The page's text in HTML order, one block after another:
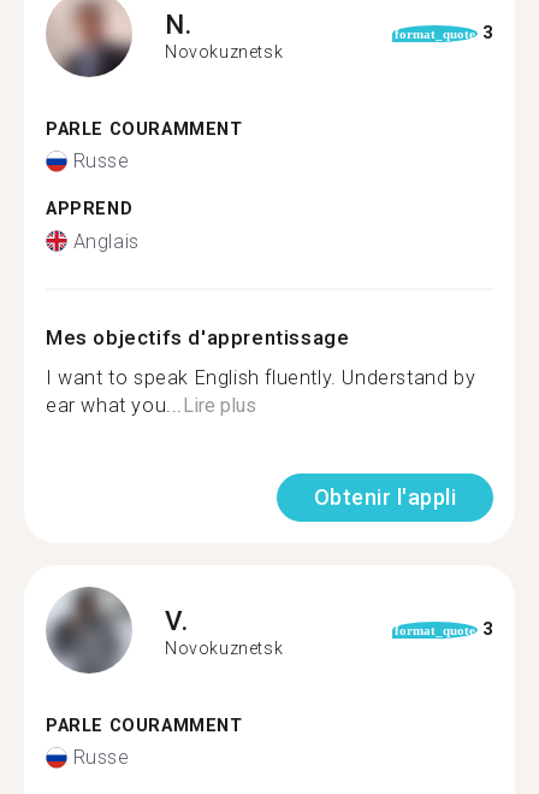
N.
Novokuznetsk
format_quote 3
PARLE COURAMMENT
Russe
APPREND
Anglais
Mes objectifs d'apprentissage
I want to speak English fluently. Understand by
ear what you... Lire plus
Obtenir l'appli
V.
Novokuznetsk
format_quote 3
PARLE COURAMMENT
Russe